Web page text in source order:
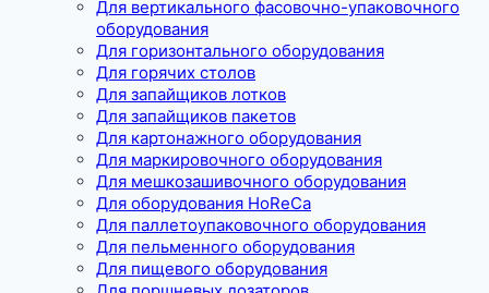
Для вертикального фасовочно-упаковочного
оборудования
Для горизонтального оборудования
Для горячих столов
Для запайщиков лотков
Для запайщиков пакетов
Для картонажного оборудования
Для маркировочного оборудования
Для мешкозашивочного оборудования
Для оборудования HoReCa
Для паллетоупаковочного оборудования
Для пельменного оборудования
Для пищевого оборудования